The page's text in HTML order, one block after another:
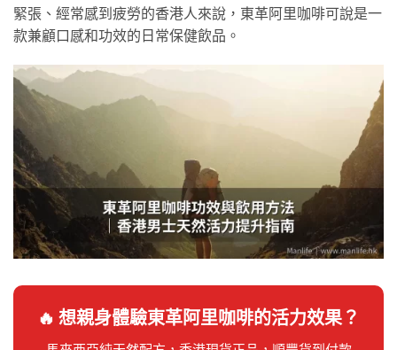
緊張、經常感到疲勞的香港人來說，東革阿里咖啡可說是一
款兼顧口感和功效的日常保健飲品。
🔥 想親身體驗東革阿里咖啡的活力效果？